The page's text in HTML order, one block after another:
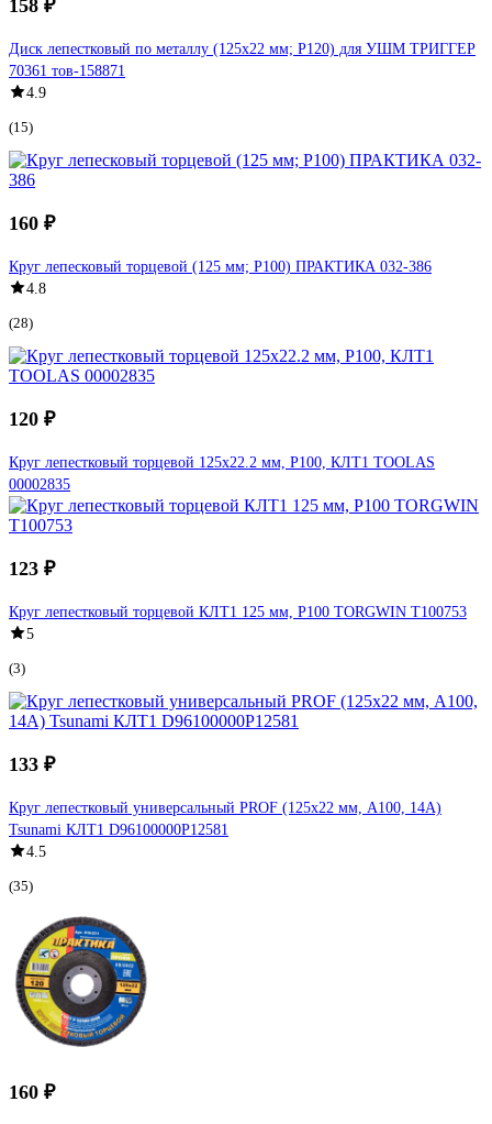
158 ₽
Диск лепестковый по металлу (125х22 мм; P120) для УШМ ТРИГГЕР
70361 тов-158871
4.9
(15)
160 ₽
Круг лепесковый торцевой (125 мм; Р100) ПРАКТИКА 032-386
4.8
(28)
120 ₽
Круг лепестковый торцевой 125x22.2 мм, Р100, КЛТ1 TOOLAS
00002835
123 ₽
Круг лепестковый торцевой КЛТ1 125 мм, P100 TORGWIN T100753
5
(3)
133 ₽
Круг лепестковый универсальный PROF (125х22 мм, А100, 14А)
Tsunami КЛТ1 D96100000P12581
4.5
(35)
160 ₽